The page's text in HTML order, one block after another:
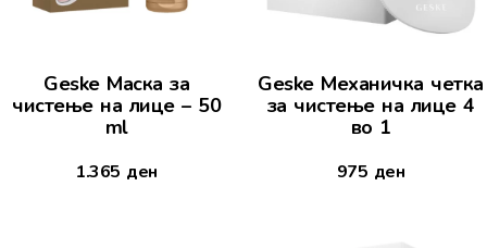
Geske Маска за
чистење на лице – 50
ml
1.365 ден
Geske Механичка четка
за чистење на лице 4
во 1
975 ден